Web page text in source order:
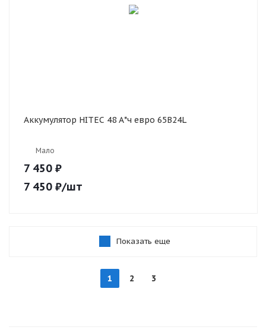
Аккумулятор HITEC 48 А*ч евро 65B24L
Мало
7 450 ₽
7 450 ₽/шт
Показать еще
1 2 3